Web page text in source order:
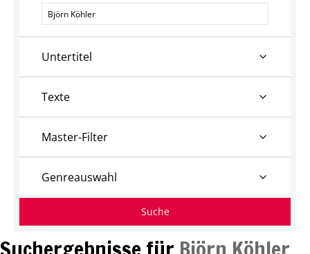
Personen
Untertitel
Texte
Master-Filter
Genreauswahl
Suche